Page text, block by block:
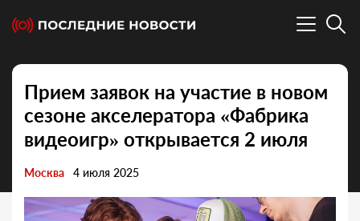
Прием заявок на участие в новом
сезоне акселератора «Фабрика
видеоигр» открывается 2 июля
Москва 4 июля 2025